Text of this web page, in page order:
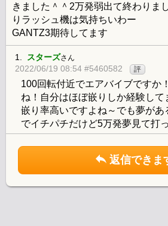
きました＾＾2万発弱出て終わりま
りラッシュ機は気持ちいわー
GANTZ3期待してます
1. スターズさん
2022/06/19 08:54 #5460582 評
100回転付近でエアバイブですか
ね！自分はほぼ嵌りしか経験して
嵌り率高いですよね～でも夢があ
でイチパチだけど5万発夢見て打
返信できま